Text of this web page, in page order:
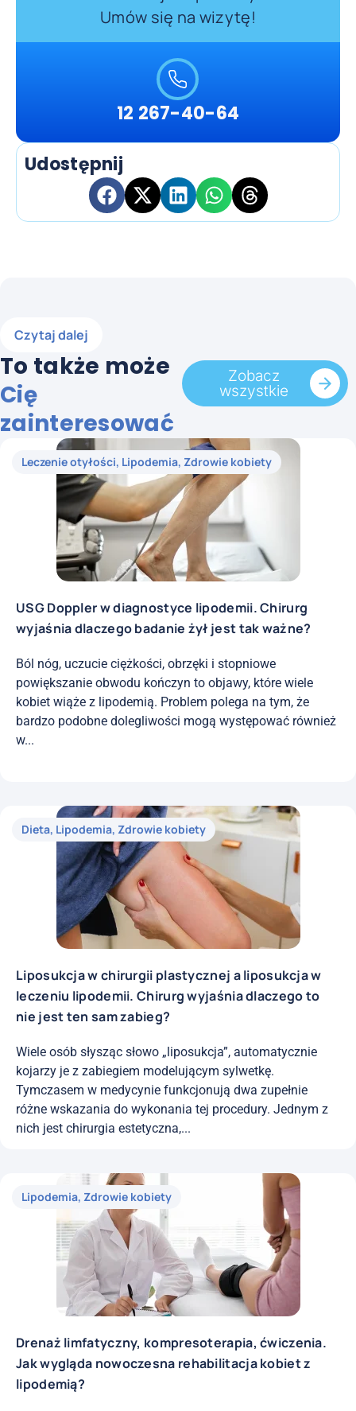
Umów się na wizytę!
12 267-40-64
Udostępnij
Czytaj dalej
To także może
Cię
zainteresować
Zobacz
wszystkie
Leczenie otyłości, Lipodemia, Zdrowie kobiety
USG Doppler w diagnostyce lipodemii. Chirurg
wyjaśnia dlaczego badanie żył jest tak ważne?
Ból nóg, uczucie ciężkości, obrzęki i stopniowe
powiększanie obwodu kończyn to objawy, które wiele
kobiet wiąże z lipodemią. Problem polega na tym, że
bardzo podobne dolegliwości mogą występować również
w...
Dieta, Lipodemia, Zdrowie kobiety
Liposukcja w chirurgii plastycznej a liposukcja w
leczeniu lipodemii. Chirurg wyjaśnia dlaczego to
nie jest ten sam zabieg?
Wiele osób słysząc słowo „liposukcja”, automatycznie
kojarzy je z zabiegiem modelującym sylwetkę.
Tymczasem w medycynie funkcjonują dwa zupełnie
różne wskazania do wykonania tej procedury. Jednym z
nich jest chirurgia estetyczna,...
Lipodemia, Zdrowie kobiety
Drenaż limfatyczny, kompresoterapia, ćwiczenia.
Jak wygląda nowoczesna rehabilitacja kobiet z
lipodemią?